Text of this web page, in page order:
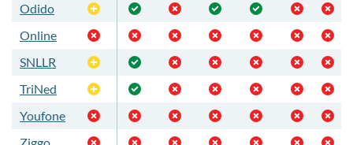
Odido
Optioneel
Online
SNLLR
Optioneel
TriNed
Optioneel
Youfone